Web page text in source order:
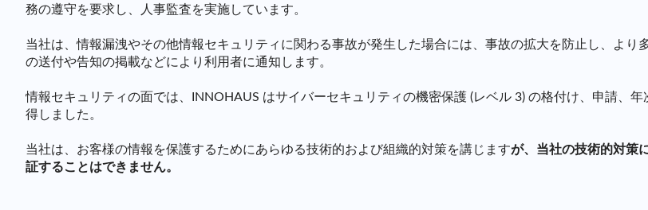
務の遵守を要求し、人事監査を実施しています。
当社は、情報漏洩やその他情報セキュリティに関わる事故が発生した場合には、事故の拡大を防止し、よ
の送付や告知の掲載などにより利用者に通知します。
情報セキュリティの面では、INNOHAUS はサイバーセキュリティの機密保護 (レベル 3) の格付け、申請、
得しました。
当社は、お客様の情報を保護するためにあらゆる技術的および組織的対策を講じますが、当社の技術的対策
証することはできません。